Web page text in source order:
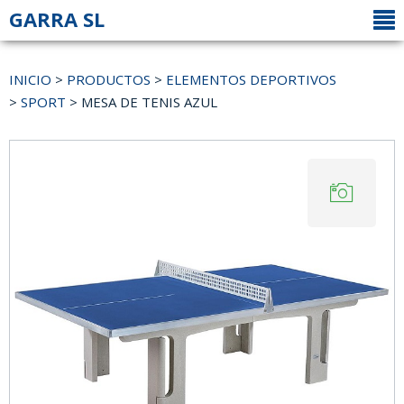
GARRA SL
INICIO > PRODUCTOS > ELEMENTOS DEPORTIVOS
> SPORT > MESA DE TENIS AZUL